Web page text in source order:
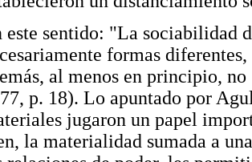
este sentido: "La sociabilidad
formas
al menos en principio,
p. 18). Lo apuntado por
jugaron un papel
la materialidad sumada a